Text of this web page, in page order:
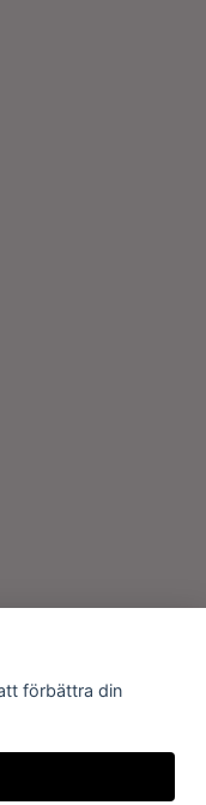
förbättra din